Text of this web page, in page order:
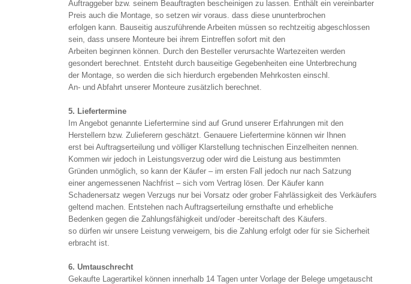
Auftraggeber bzw. seinem Beauftragten bescheinigen zu lassen. Enthält ein vereinbarter
Preis auch die Montage, so setzen wir voraus. dass diese ununterbrochen
erfolgen kann. Bauseitig auszuführende Arbeiten müssen so rechtzeitig abgeschlossen
sein, dass unsere Monteure bei ihrem Eintreffen sofort mit den
Arbeiten beginnen können. Durch den Besteller verursachte Wartezeiten werden
gesondert berechnet. Entsteht durch bauseitige Gegebenheiten eine Unterbrechung
der Montage, so werden die sich hierdurch ergebenden Mehrkosten einschl.
An- und Abfahrt unserer Monteure zusätzlich berechnet.
5. Liefertermine
Im Angebot genannte Liefertermine sind auf Grund unserer Erfahrungen mit den
Herstellern bzw. Zulieferern geschätzt. Genauere Liefertermine können wir Ihnen
erst bei Auftragserteilung und völliger Klarstellung technischen Einzelheiten nennen.
Kommen wir jedoch in Leistungsverzug oder wird die Leistung aus bestimmten
Gründen unmöglich, so kann der Käufer – im ersten Fall jedoch nur nach Satzung
einer angemessenen Nachfrist – sich vom Vertrag lösen. Der Käufer kann
Schadenersatz wegen Verzugs nur bei Vorsatz oder grober Fahrlässigkeit des Verkäufers
geltend machen. Entstehen nach Auftragserteilung ernsthafte und erhebliche
Bedenken gegen die Zahlungsfähigkeit und/oder -bereitschaft des Käufers.
so dürfen wir unsere Leistung verweigern, bis die Zahlung erfolgt oder für sie Sicherheit
erbracht ist.
6. Umtauschrecht
Gekaufte Lagerartikel können innerhalb 14 Tagen unter Vorlage der Belege umgetauscht